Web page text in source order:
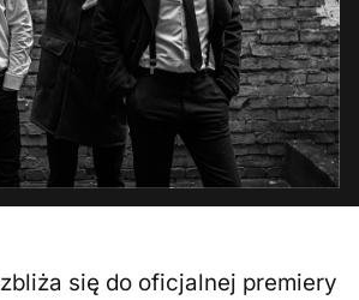
zbliża się do oficjalnej premiery